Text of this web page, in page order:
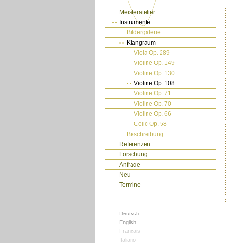
Meisteratelier
Instrumente
Bildergalerie
Klangraum
Viola Op. 289
Violine Op. 149
Violine Op. 130
Violine Op. 108
Violine Op. 71
Violine Op. 70
Violine Op. 66
Cello Op. 58
Beschreibung
Referenzen
Forschung
Anfrage
Neu
Termine
Deutsch
English
Français
Italiano